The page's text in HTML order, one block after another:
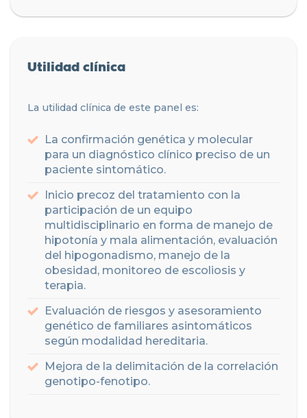
Utilidad clínica
La utilidad clínica de este panel es:
La confirmación genética y molecular
para un diagnóstico clínico preciso de un
paciente sintomático.
Inicio precoz del tratamiento con la
participación de un equipo
multidisciplinario en forma de manejo de
hipotonía y mala alimentación, evaluación
del hipogonadismo, manejo de la
obesidad, monitoreo de escoliosis y
terapia.
Evaluación de riesgos y asesoramiento
genético de familiares asintomáticos
según modalidad hereditaria.
Mejora de la delimitación de la correlación
genotipo-fenotipo.